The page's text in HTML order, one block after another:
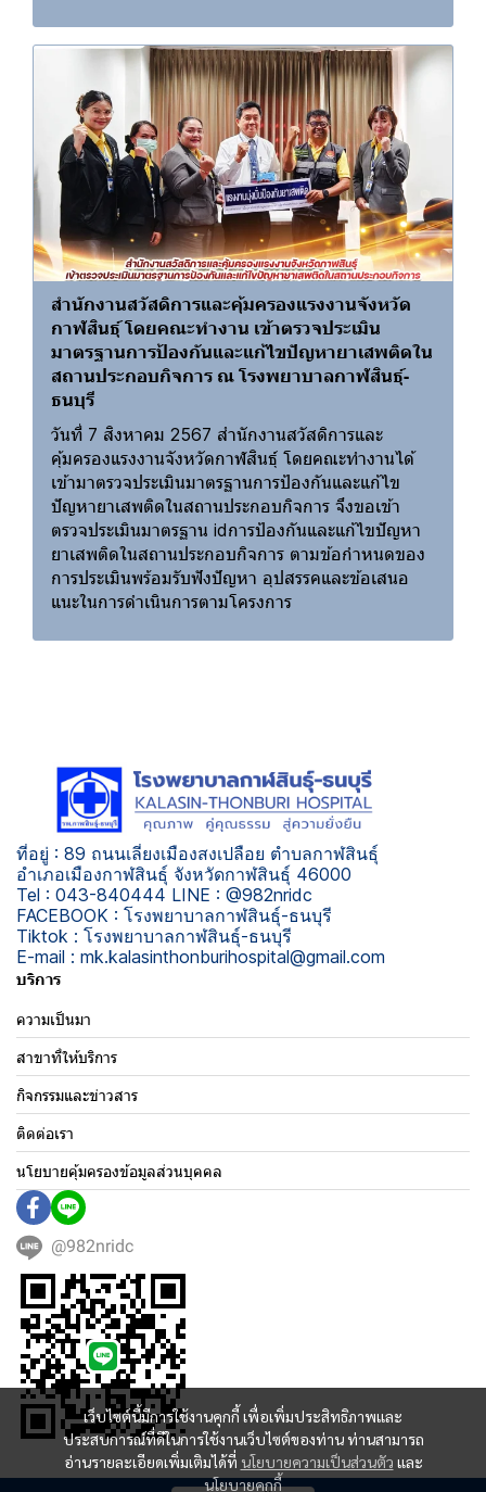
สำนักงานสวัสดิการและคุ้มครองแรงงานจังหวัด
กาฬสินธุ์ โดยคณะทำงาน เข้าตรวจประเมิน
มาตรฐานการป้องกันและแก้ไขปัญหายาเสพติดใน
สถานประกอบกิจการ ณ โรงพยาบาลกาฬสินธุ์-
ธนบุรี
วันที่ 7 สิงหาคม 2567 สำนักงานสวัสดิการและ
คุ้มครองแรงงานจังหวัดกาฬสินธุ์ โดยคณะทำงานได้
เข้ามาตรวจประเมินมาตรฐานการป้องกันและแก้ไข
ปัญหายาเสพติดในสถานประกอบกิจการ จึงขอเข้า
ตรวจประเมินมาตรฐาน idการป้องกันและแก้ไขปัญหา
ยาเสพติดในสถานประกอบกิจการ ตามข้อกำหนดของ
การประเมินพร้อมรับฟังปัญหา อุปสรรคและข้อเสนอ
แนะในการดำเนินการตามโครงการ
เว็บไซต์นี้มีการใช้งานคุกกี้ เพื่อเพิ่มประสิทธิภาพและ
ประสบการณ์ที่ดีในการใช้งานเว็บไซต์ของท่าน ท่านสามารถ
อ่านรายละเอียดเพิ่มเติมได้ที่ นโยบายความเป็นส่วนตัว และ
นโยบายคุกกี้
ที่อยู่ : 89 ถนนเลี่ยงเมืองสงเปลือย ตำบลกาฬสินธุ์
อำเภอเมืองกาฬสินธุ์ จังหวัดกาฬสินธุ์ 46000
Tel : 043-840444 LINE : @982nridc
FACEBOOK : โรงพยาบาลกาฬสินธุ์-ธนบุรี
Tiktok : โรงพยาบาลกาฬสินธุ์-ธนบุรี
E-mail : mk.kalasinthonburihospital@gmail.com
บริการ
ความเป็นมา
สาขาที่ให้บริการ
กิจกรรมและข่าวสาร
ติดต่อเรา
นโยบายคุ้มครองข้อมูลส่วนบุคคล
@982nridc